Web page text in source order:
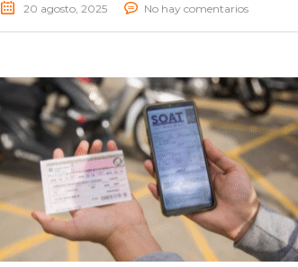
20 agosto, 2025 No hay comentarios